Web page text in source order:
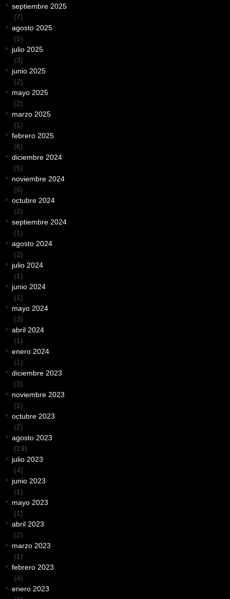
septiembre 2025
(7)
agosto 2025
(5)
julio 2025
(3)
junio 2025
(2)
mayo 2025
(2)
marzo 2025
(1)
febrero 2025
(6)
diciembre 2024
(5)
noviembre 2024
(6)
octubre 2024
(2)
septiembre 2024
(1)
agosto 2024
(2)
julio 2024
(1)
junio 2024
(1)
mayo 2024
(3)
abril 2024
(1)
enero 2024
(1)
diciembre 2023
(3)
noviembre 2023
(1)
octubre 2023
(2)
agosto 2023
(19)
julio 2023
(4)
junio 2023
(1)
mayo 2023
(1)
abril 2023
(2)
marzo 2023
(1)
febrero 2023
(4)
enero 2023